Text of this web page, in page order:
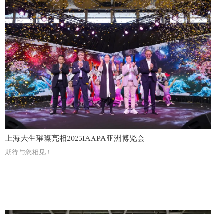
上海大生璀璨亮相2025IAAPA亚洲博览会
期待与您相见！